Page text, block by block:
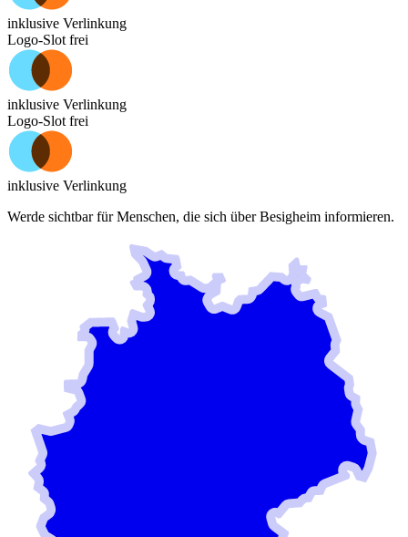
inklusive Verlinkung
Logo-Slot frei
inklusive Verlinkung
Logo-Slot frei
inklusive Verlinkung
Werde sichtbar für Menschen, die sich überBesigheim informieren.